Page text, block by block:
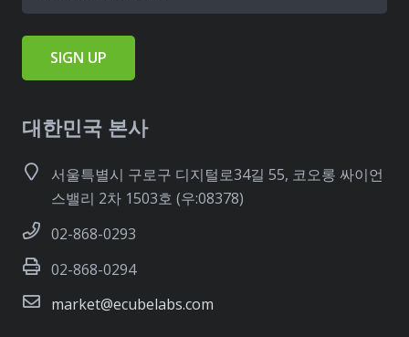
대한민국 본사
서울특별시 구로구 디지털로34길 55, 코오롱 싸이언
스밸리 2차 1503호 (우:08378)
02-868-0293
02-868-0294
market@ecubelabs.com